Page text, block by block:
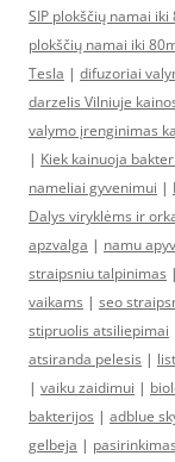
SIP plokščių namai iki
plokščių namai iki
Tesla | difuzoriai
darzelis Vilniuje
valymo įrenginimas
| Kiek kainuoja
nameliai gyvenimui |
Dalys viryklėms ir
apzvalga | namu
straipsniu talpinimas |
vaikams | seo
stipruolis atsiliepimai
atsiranda pelesis |
| vaiku zaidimui |
bakterijos | adblue
gelbeja |